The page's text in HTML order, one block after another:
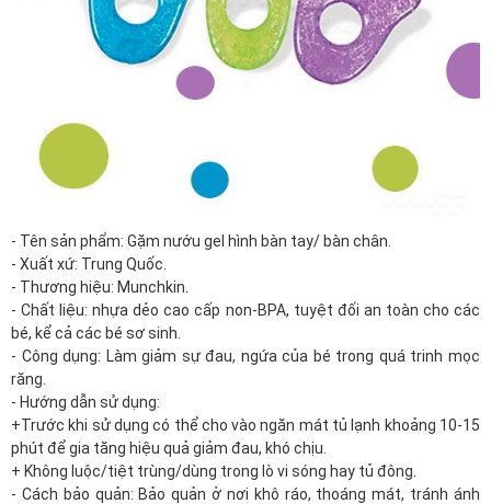
- Tên sản phẩm: Gặm nướu gel hình bàn tay/ bàn chân.
- Xuất xứ: Trung Quốc.
- Thương hiệu: Munchkin.
- Chất liệu: nhựa dẻo cao cấp non-BPA, tuyệt đối an toàn cho các
bé, kể cả các bé sơ sinh.
- Công dụng: Làm giảm sự đau, ngứa của bé trong quá trinh mọc
răng.
- Hướng dẫn sử dụng:
+Trước khi sử dụng có thể cho vào ngăn mát tủ lạnh khoảng 10-15
phút để gia tăng hiệu quả giảm đau, khó chịu.
+ Không luộc/tiệt trùng/dùng trong lò vi sóng hay tủ đông.
- Cách bảo quản: Bảo quản ở nơi khô ráo, thoáng mát, tránh ánh